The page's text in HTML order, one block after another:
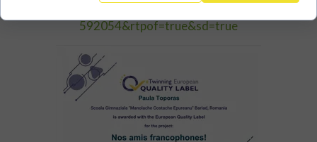
592054&rtpof=true&sd=true